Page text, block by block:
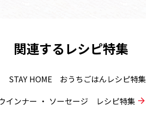
関連するレシピ特集
STAY HOME おうちごはんレシピ特集
インナー ・ ソーセージ レシピ特集